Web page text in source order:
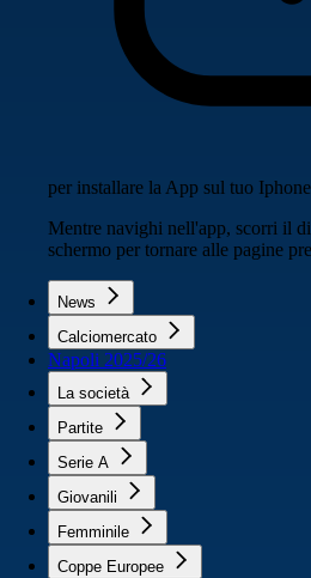
per installare la App sul tuo
Mentre navighi nell'app, scorri il
schermo per tornare alle pagine
News
Calciomercato
Napoli 2025/26
La società
Partite
Serie A
Giovanili
Femminile
Coppe Europee